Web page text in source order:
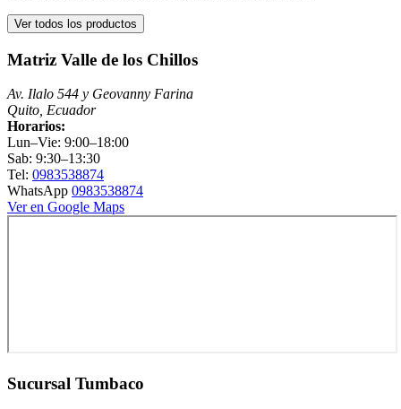
Ver todos los productos
Matriz Valle de los Chillos
Av. Ilalo 544 y Geovanny Farina
Quito, Ecuador
Horarios:
Lun–Vie: 9:00–18:00
Sab: 9:30–13:30
Tel: 0983538874
WhatsApp 0983538874
Ver en Google Maps
Sucursal Tumbaco